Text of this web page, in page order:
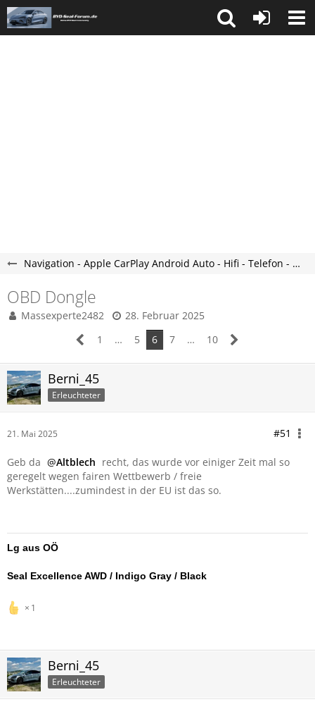
Navigation - Apple CarPlay Android Auto - Hifi - Telefon - Seal Forum
OBD Dongle
Massexperte2482
28. Februar 2025
1
… 5 6 7 … 10
Berni_45
Erleuchteter
21. Mai 2025 #51
Geb da Altblech recht, das wurde vor einiger Zeit mal so
geregelt wegen fairen Wettbewerb / freie
Werkstätten....zumindest in der EU ist das so.
Lg aus OÖ
Seal Excellence AWD / Indigo Gray / Black
1
Berni_45
Erleuchteter